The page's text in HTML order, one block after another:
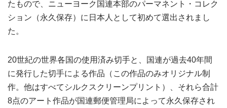
たもので、ニューヨーク国連本部のパーマネント・コレク
ション（永久保存）に日本人として初めて選出されまし
た。
20世紀の世界各国の使用済み切手と、国連が過去40年間
に発行した切手による作品（この作品のみオリジナル制
作。他はすべてシルクスクリーンプリント）、それら合計
8点のアート作品が国連郵便管理局によって永久保存され